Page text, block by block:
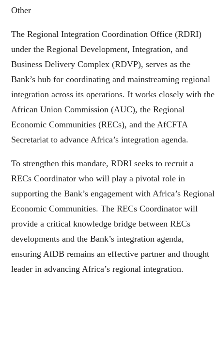
Other
The Regional Integration Coordination Office (RDRI)
under the Regional Development, Integration, and
Business Delivery Complex (RDVP), serves as the
Bank’s hub for coordinating and mainstreaming regional
integration across its operations. It works closely with the
African Union Commission (AUC), the Regional
Economic Communities (RECs), and the AfCFTA
Secretariat to advance Africa’s integration agenda.
To strengthen this mandate, RDRI seeks to recruit a
RECs Coordinator who will play a pivotal role in
supporting the Bank’s engagement with Africa’s Regional
Economic Communities. The RECs Coordinator will
provide a critical knowledge bridge between RECs
developments and the Bank’s integration agenda,
ensuring AfDB remains an effective partner and thought
leader in advancing Africa’s regional integration.